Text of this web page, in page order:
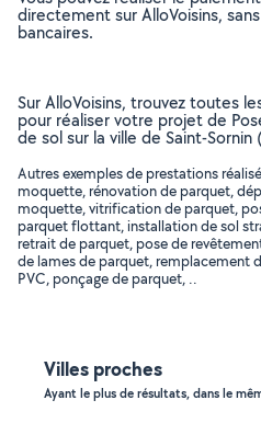
directement sur AlloVoisins,
bancaires.
Sur AlloVoisins, trouvez toutes
pour réaliser votre projet de
de sol sur la ville de Saint-
Autres exemples de prestations
moquette, rénovation de parquet,
moquette, vitrification de parquet,
parquet flottant, installation de sol
retrait de parquet, pose de
de lames de parquet, remplacement
PVC, ponçage de parquet, ..
Villes proches
Ayant le plus de résultats, dans le